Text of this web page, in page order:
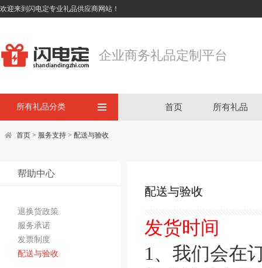
欢迎来到闪电定专业礼品供应商网站！
企业商务礼品定制平台
所有礼品分类 首页 所有礼品
首页 > 服务支持 > 配送与验收
帮助中心
退换货政策
服务承诺
发票制度
配送与验收
配送与验收
发货时间
1、我们会在